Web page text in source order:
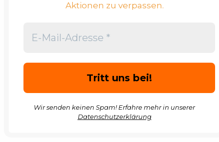
Aktionen zu verpassen.
Wir senden keinen Spam! Erfahre mehr in unserer
Datenschutzerklärung